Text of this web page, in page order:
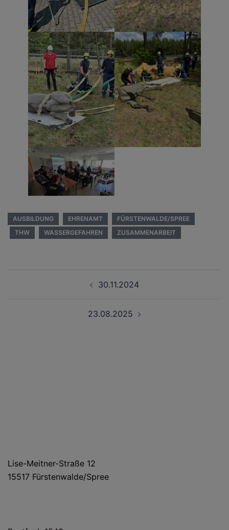
AUSBILDUNG EHRENAMT
FÜRSTENWALDE/SPREE
THW
WASSERGEFAHREN ZUSAMMENARBEIT
30.11.2024
23.08.2025
Lise-Meitner-Straße 12
15517 Fürstenwalde/Spree